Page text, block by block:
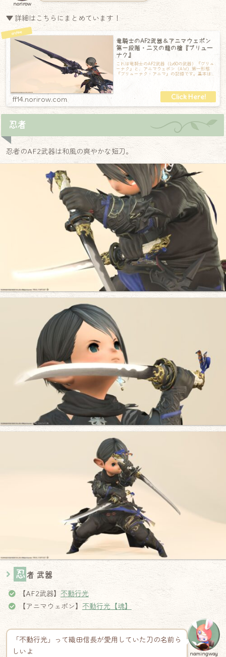
norirow
▼ 詳細はこちらにまとめています！
竜騎士のAF2武器＆アニマウェポン
第一段階・二又の龍の槍『ブリュー
ナク』
これは竜騎士のAF2武器（Lv60の武器）『ブリュ
ーナク』と、アニマウェポン（AW）第一形態
『ブリューナク・アニマ』の記録です。基本は
ff14.norirow.com
忍者
忍者のAF2武器は和風の爽やかな短刀。
忍者 武器
【AF2武器】 不動行光
【アニマウェポン】 不動行光【魂】
「不動行光」って織田信長が愛用していた刀の名前ら
しいよ
namingway